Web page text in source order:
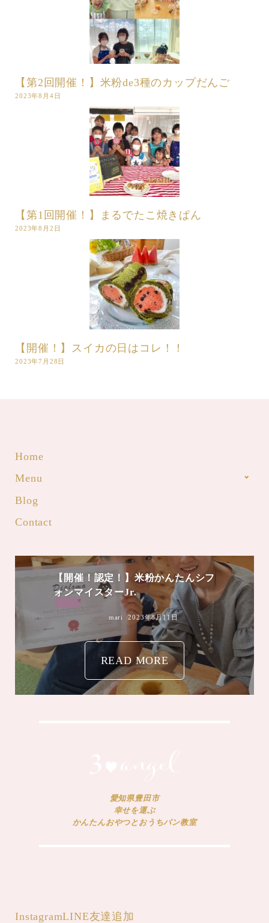
【第2回開催！】米粉de3種のカップだんご
2023年8月4日
【第1回開催！】まるでたこ焼きぱん
2023年8月2日
【開催！】スイカの日はコレ！！
2023年7月28日
Home
Menu
Blog
Contact
mari 2023年8月4日
愛知県豊田市
幸せを運ぶ
かんたんおやつとおうちパン教室
InstagramLINE友達追加